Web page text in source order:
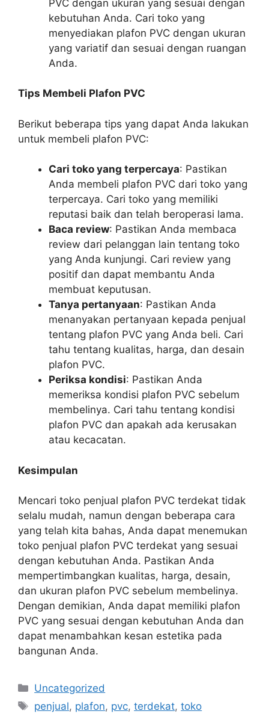
PVC dengan ukuran yang sesuai dengan
kebutuhan Anda. Cari toko yang
menyediakan plafon PVC dengan ukuran
yang variatif dan sesuai dengan ruangan
Anda.
Tips Membeli Plafon PVC
Berikut beberapa tips yang dapat Anda lakukan
untuk membeli plafon PVC:
Cari toko yang terpercaya: Pastikan
Anda membeli plafon PVC dari toko yang
terpercaya. Cari toko yang memiliki
reputasi baik dan telah beroperasi lama.
Baca review: Pastikan Anda membaca
review dari pelanggan lain tentang toko
yang Anda kunjungi. Cari review yang
positif dan dapat membantu Anda
membuat keputusan.
Tanya pertanyaan: Pastikan Anda
menanyakan pertanyaan kepada penjual
tentang plafon PVC yang Anda beli. Cari
tahu tentang kualitas, harga, dan desain
plafon PVC.
Periksa kondisi: Pastikan Anda
memeriksa kondisi plafon PVC sebelum
membelinya. Cari tahu tentang kondisi
plafon PVC dan apakah ada kerusakan
atau kecacatan.
Kesimpulan
Mencari toko penjual plafon PVC terdekat tidak
selalu mudah, namun dengan beberapa cara
yang telah kita bahas, Anda dapat menemukan
toko penjual plafon PVC terdekat yang sesuai
dengan kebutuhan Anda. Pastikan Anda
mempertimbangkan kualitas, harga, desain,
dan ukuran plafon PVC sebelum membelinya.
Dengan demikian, Anda dapat memiliki plafon
PVC yang sesuai dengan kebutuhan Anda dan
dapat menambahkan kesan estetika pada
bangunan Anda.
Categories
Uncategorized
Tags
penjual, plafon, pvc,terdekat,toko